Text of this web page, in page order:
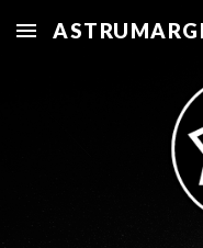
Skip to main content